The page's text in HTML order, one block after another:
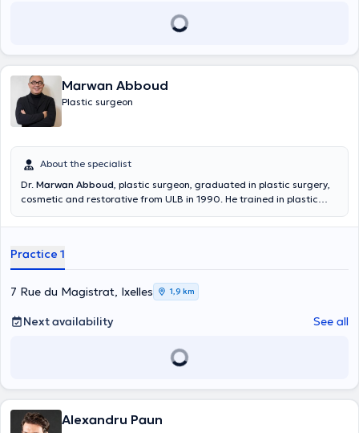
Marwan Abboud
Plastic surgeon
About the specialist
Dr. Marwan Abboud, plastic surgeon, graduated in plastic surgery,
cosmetic and restorative from ULB in 1990. He trained in plastic
Brugmann in Brussels. He also passed the exam at the Collegium
CHU of Tivoli in la Louvière since 1994. He participated in numerous
international conferences of plastic and aesthetic surgery. He is
also a member of several national and international scientific
associations such as: American Society of Plastic Surgeons, Royal
Belgian Society of Plastic Surgery or even European Association of
Plastic Surgeons. Content translated by google translate
Practice 1
7 Rue du Magistrat, Ixelles 1,9 km
Next availability See all
Alexandru Paun